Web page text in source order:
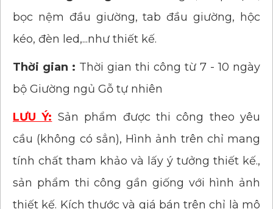
bọc nệm đầu giường, tab đầu giường, hộc
kéo, đèn led,...như thiết kế.
Thời gian : Thời gian thi công từ 7 - 10 ngày
bộ Giường ngủ Gỗ tự nhiên
LƯU Ý: Sản phẩm được thi công theo yêu
cầu (không có sẳn), Hình ảnh trên chỉ mang
tính chất tham khảo và lấy ý tưởng thiết kế.,
sản phẩm thi công gần giống với hình ảnh
thiết kế. Kích thước và giá bán trên chỉ là mô